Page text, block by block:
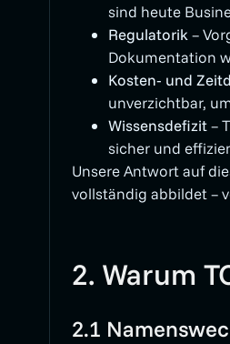
sind heute
Regulatorik–
Dokumentation
Kosten‑ und
unverzichtbar,
Wissensdefizit–
sicher und
Unsere Antwort auf
vollständig abbildet –
2. Warum
2.1